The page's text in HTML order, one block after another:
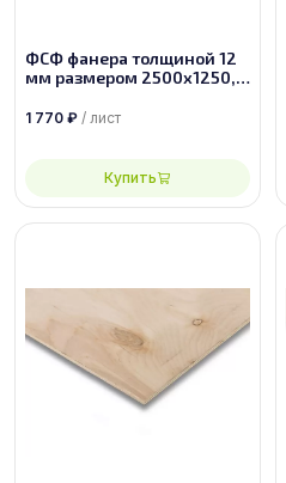
ФСФ фанера толщиной 12
мм размером 2500х1250,
1 770 ₽ / лист
Купить